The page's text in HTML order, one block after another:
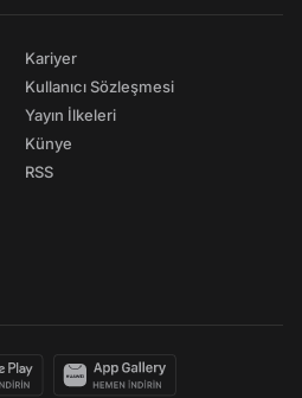
Kariyer
Kullanıcı Sözleşmesi
Yayın İlkeleri
Künye
RSS